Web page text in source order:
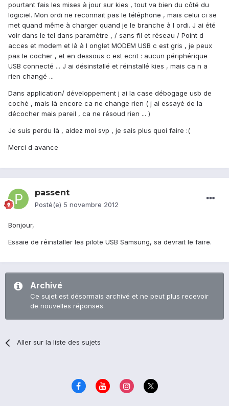
pourtant fais les mises à jour sur kies , tout va bien du côté du
logiciel. Mon ordi ne reconnait pas le téléphone , mais celui ci se
met quand même à charger quand je le branche à l ordi. J ai été
voir dans le tel dans paramètre , / sans fil et réseau / Point d
acces et modem et là à l onglet MODEM USB c est gris , je peux
pas le cocher , et en dessous c est ecrit : aucun périphérique
USB connecté ... J ai désinstallé et réinstallé kies , mais ca n a
rien changé ...
Dans application/ développement j ai la case débogage usb de
coché , mais là encore ca ne change rien ( j ai essayé de la
décocher mais pareil , ca ne résoud rien ... )
Je suis perdu là , aidez moi svp , je sais plus quoi faire :(
Merci d avance
passent
Posté(e) 5 novembre 2012
Bonjour,
Essaie de réinstaller les pilote USB Samsung, sa devrait le faire.
Archivé
Ce sujet est désormais archivé et ne peut plus recevoir
de nouvelles réponses.
Aller sur la liste des sujets